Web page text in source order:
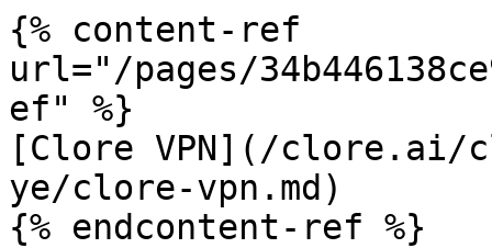
{% content-ref
url="/pages/
ef" %}
[Clore VPN](/clore.ai/
ye/clore-vpn.md)
{% endcontent-ref %}